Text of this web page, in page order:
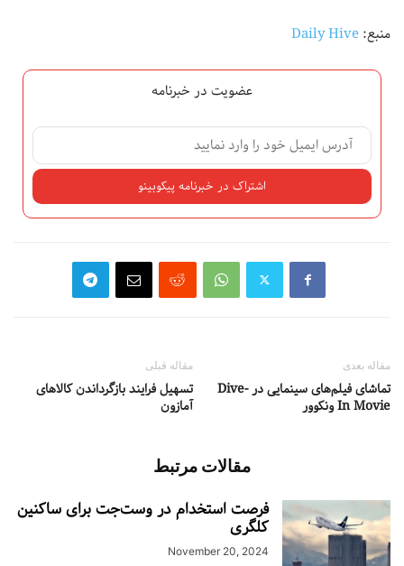
منبع:Daily Hive
عضویت در خبرنامه
مقاله قبلی
تسهیل فرایند بازگرداندن کالاهای
آمازون
مقاله بعدی
تماشای فیلم‌های سینمایی در Dive-
In Movie ونکوور
مقالات مرتبط
فرصت استخدام در وست‌جت برای ساکنین
کلگری
November 20, 2024